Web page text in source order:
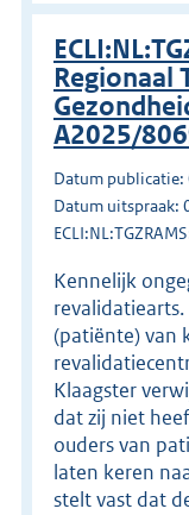
Regionaal
A2025/
Datum
Datum uitspraak:
Kennelijk
(patiënte) van
Klaagster
dat zij niet
ouders van
laten keren
stelt vast dat